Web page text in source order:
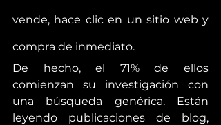
vende, hace clic en un sitio web y
compra de inmediato.
De hecho, el 71% de ellos
comienzan su investigación con
una búsqueda genérica. Están
leyendo publicaciones de blog,